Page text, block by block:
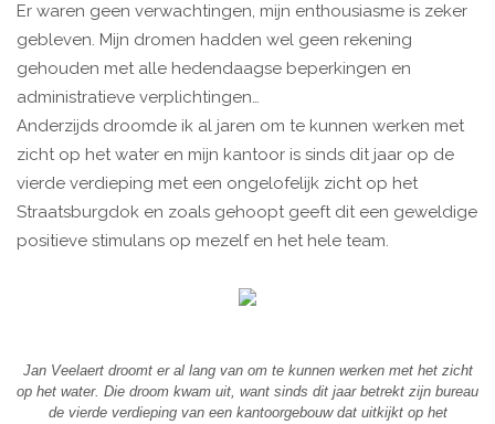
Er waren geen verwachtingen, mijn enthousiasme is zeker
gebleven. Mijn dromen hadden wel geen rekening
gehouden met alle hedendaagse beperkingen en
administratieve verplichtingen…
Anderzijds droomde ik al jaren om te kunnen werken met
zicht op het water en mijn kantoor is sinds dit jaar op de
vierde verdieping met een ongelofelijk zicht op het
Straatsburgdok en zoals gehoopt geeft dit een geweldige
positieve stimulans op mezelf en het hele team.
Jan Veelaert droomt er al lang van om te kunnen werken met het zicht
op het water. Die droom kwam uit, want sinds dit jaar betrekt zijn bureau
de vierde verdieping van een kantoorgebouw dat uitkijkt op het